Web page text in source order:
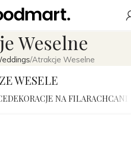
Weselne
Atrakcje Weselne
WESELE
DEKORACJE NA FILARACH